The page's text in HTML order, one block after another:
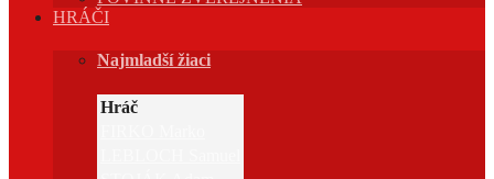
HRÁČI
Najmladší žiaci
Hráč